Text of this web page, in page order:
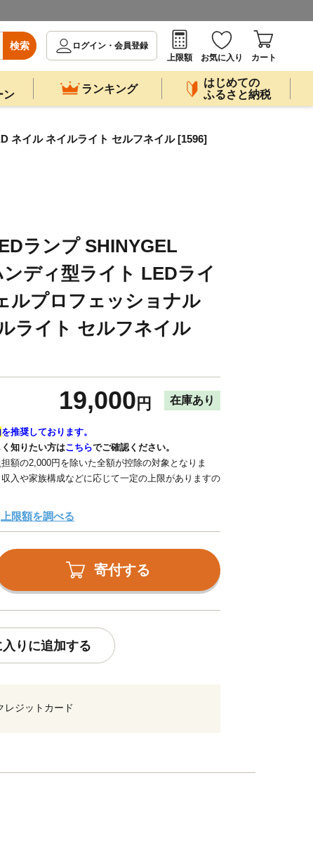
検索
ログイン・会員登録
上限額
お気に入り カート
ン
ランキング
はじめての
ふるさと納税
ネイル ネイルライト セルフネイル [1596]
ランプ SHINYGEL
ディ型ライト LEDライ
ルプロフェッショナル
ライト セルフネイル
19,000 円 在庫あり
を推奨しております。
知りたい方はこちらでご確認ください。
額の2,000円を除いた全額が控除の対象となりま
入や家族構成などに応じて一定の上限がありますの
上限額を調べる
寄付する
入りに追加する
レジットカード